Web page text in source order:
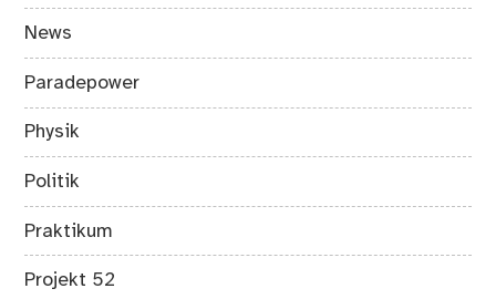
News
Paradepower
Physik
Politik
Praktikum
Projekt 52